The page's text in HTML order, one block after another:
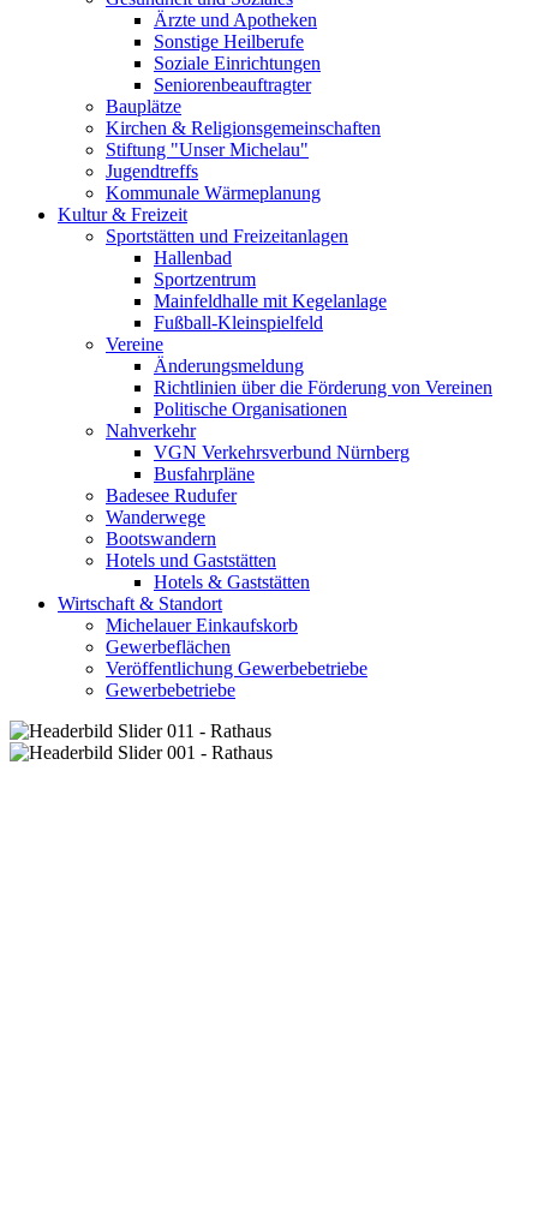
Ärzte und Apotheken
Sonstige Heilberufe
Soziale Einrichtungen
Seniorenbeauftragter
Bauplätze
Kirchen & Religionsgemeinschaften
Stiftung "Unser Michelau"
Jugendtreffs
Kommunale Wärmeplanung
Kultur & Freizeit
Sportstätten und Freizeitanlagen
Hallenbad
Sportzentrum
Mainfeldhalle mit Kegelanlage
Fußball-Kleinspielfeld
Vereine
Änderungsmeldung
Richtlinien über die Förderung von Vereinen
Politische Organisationen
Nahverkehr
VGN Verkehrsverbund Nürnberg
Busfahrpläne
Badesee Rudufer
Wanderwege
Bootswandern
Hotels und Gaststätten
Hotels & Gaststätten
Wirtschaft & Standort
Michelauer Einkaufskorb
Gewerbeflächen
Veröffentlichung Gewerbebetriebe
Gewerbebetriebe